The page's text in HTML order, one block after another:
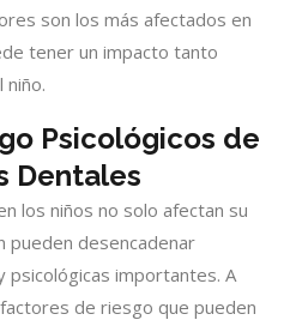
son los más afectados en
tener un impacto tanto
niño.
Psicológicos de
Dentales
los niños no solo afectan su
pueden desencadenar
psicológicas importantes. A
de riesgo que pueden